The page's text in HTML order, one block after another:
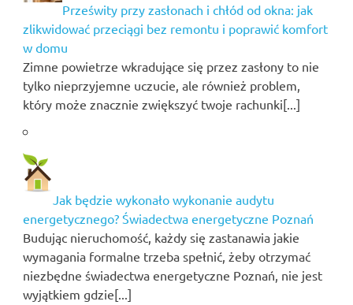
Prześwity przy zasłonach i chłód od okna: jak
zlikwidować przeciągi bez remontu i poprawić komfort
w domu
Zimne powietrze wkradujące się przez zasłony to nie
tylko nieprzyjemne uczucie, ale również problem,
który może znacznie zwiększyć twoje rachunki[...]
Jak będzie wykonało wykonanie audytu
energetycznego? Świadectwa energetyczne Poznań
Budując nieruchomość, każdy się zastanawia jakie
wymagania formalne trzeba spełnić, żeby otrzymać
niezbędne świadectwa energetyczne Poznań, nie jest
wyjątkiem gdzie[...]